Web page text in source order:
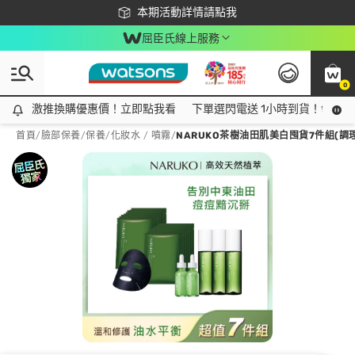
本期活動詳情請點我
下載app最高回饋$350
屈臣氏線上服務
0
激推換購優惠價！立即點我看
激推換購優惠價！立即點我看 下單選閃電送 1小時到貨！領神
首頁/臉部保養/保養/化妝水 / 噴霧/NARUKO茶樹油田肌美白囤貨7件組(